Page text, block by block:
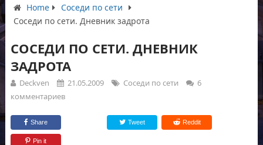
Home
Соседи по сети
Соседи по сети. Дневник задрота
СОСЕДИ ПО СЕТИ. ДНЕВНИК
ЗАДРОТА
Deckven 21.05.2009 Соседи по сети
6
комментариев
Share Tweet Reddit
Pin it